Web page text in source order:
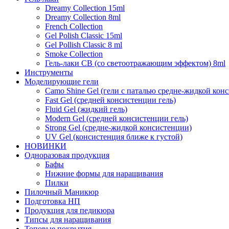
Dreamy Collection 15ml
Dreamy Collection 8ml
French Collection
Gel Polish Classic 15ml
Gel Pollish Classic 8 ml
Smoke Collection
Гель-лаки СВ (со светоотражающим эффектом) 8ml
Инструменты
Моделирующие гели
Camo Shine Gel (гели с паталью средне-жидкой
Fast Gel (средней консистенции гель)
Fluid Gel (жидкий гель)
Modern Gel (средней консистенции гель)
Strong Gel (средне-жидкой консистенции)
UV Gel (консистенция ближе к густой)
НОВИНКИ
Одноразовая продукция
Бафы
Нижние формы для наращивания
Пилки
Пилочный Маникюр
Подготовка НП
Продукция для педикюра
Типсы для наращивания